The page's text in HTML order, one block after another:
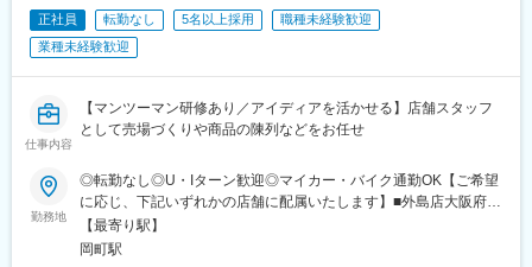
駅、四条駅(京都市営)、札幌駅、広瀬通駅、新宿三丁目駅、淡路町
駅、大久保駅(東京都)、下落合駅、曙橋駅、水道橋駅、新宿西口
駅、五反田駅、東銀座駅、南新宿駅、三ノ輪駅、豊島園駅(都営
線)、桜木町駅、馬車道駅、京急川崎駅、葭川公園駅、本川越駅、
(大阪府)、本町駅、中崎町駅、西長堀駅、天満橋駅、南方駅(大阪
府)、長堀橋駅、大阪城北詰駅、なにわ橋駅、東淀川駅、北天下茶
屋駅、中津駅(大阪府・阪急線)、南森町駅、大阪阿部野橋駅、玉造
駅、清水五条駅、三条駅(京都府)、丸太町駅(京都市営)、東寺駅、
二条城前駅、烏丸駅、大通駅、青葉通一番町駅、小川町駅(東京
正社員 転勤なし 5名以上採用
職種未経験歓迎
業種未経験歓迎
仕事内容
【マンツーマン研修あり／アイディアを活かせる】店舗スタッフ
として売場づくりや商品の陳列などをお任せ
勤務地
◎転勤なし◎U・Iターン歓迎◎マイカー・バイク通勤OK【ご希望
に応じ、下記いずれかの店舗に配属いたします】■外島店大阪府守
口市外島町3-7大阪メトロ谷町線「守口駅」より徒歩7分／京阪本
線「守口市駅」より徒歩13分■豊中店大阪府豊中市千里園2-2-45
【最寄り駅】
岡町駅